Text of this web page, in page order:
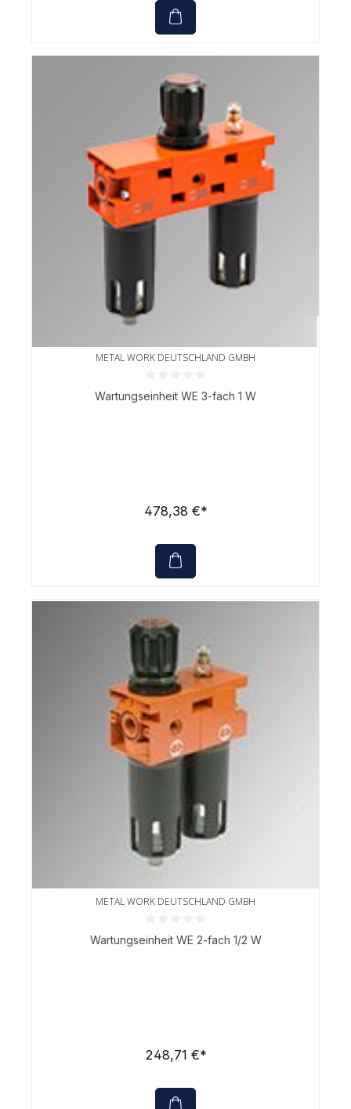
METAL WORK DEUTSCHLAND GMBH
Durchschnittliche Bewertung von 0 von 5 Sternen
Wartungseinheit WE 3-fach 1 W
478,38 €*
METAL WORK DEUTSCHLAND GMBH
Durchschnittliche Bewertung von 0 von 5 Sternen
Wartungseinheit WE 2-fach 1/2 W
248,71 €*